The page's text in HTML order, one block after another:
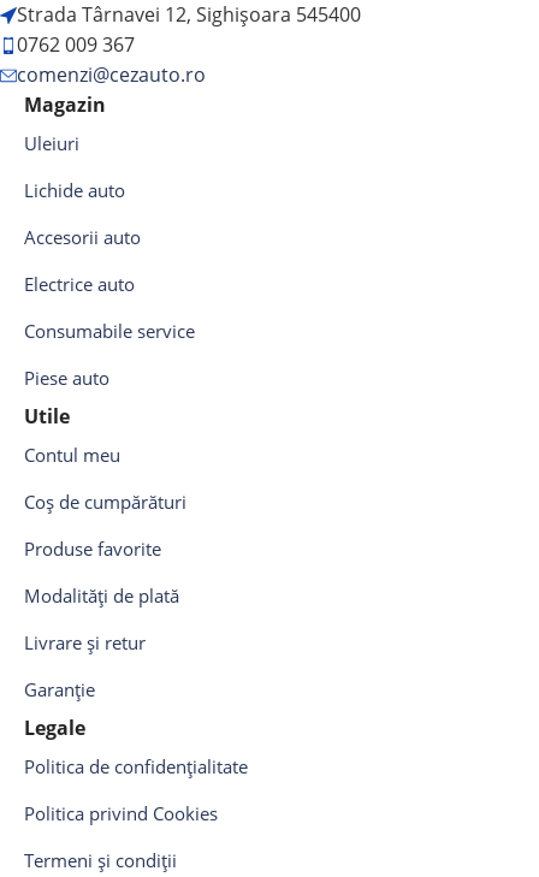
Strada Târnavei 12, Sighișoara 545400
0762 009 367
comenzi@cezauto.ro
Magazin
Uleiuri
Lichide auto
Accesorii auto
Electrice auto
Consumabile service
Piese auto
Utile
Contul meu
Coș de cumpărături
Produse favorite
Modalități de plată
Livrare și retur
Garanție
Legale
Politica de confidențialitate
Politica privind Cookies
Termeni și condiții